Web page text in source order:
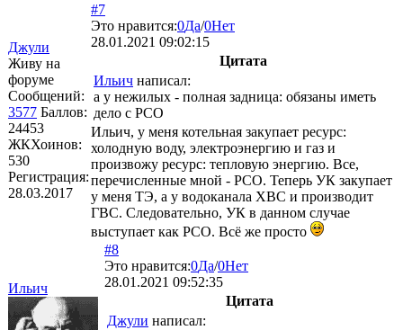
Джули
Живу на
форуме
Сообщений:
3577 Баллов:
24453
ЖКХоинов:
530
Регистрация:
28.03.2017
#7
Это нравится:0Да/0Нет
28.01.2021 09:02:15
Цитата
Ильич написал:
а у нежилых - полная задница: обязаны иметь
дело с РСО
Ильич, у меня котельная закупает ресурс:
холодную воду, электроэнергию и газ и
произвожу ресурс: тепловую энергию. Все,
перечисленные мной - РСО. Теперь УК закупает
у меня ТЭ, а у водоканала ХВС и производит
ГВС. Следовательно, УК в данном случае
выступает как РСО. Всё же просто
Ильич
#8
Это нравится:0Да/0Нет
28.01.2021 09:52:35
Цитата
Джули написал: